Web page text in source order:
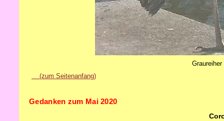
(zum Seitenanfang)
Gedanken zum Mai 2020